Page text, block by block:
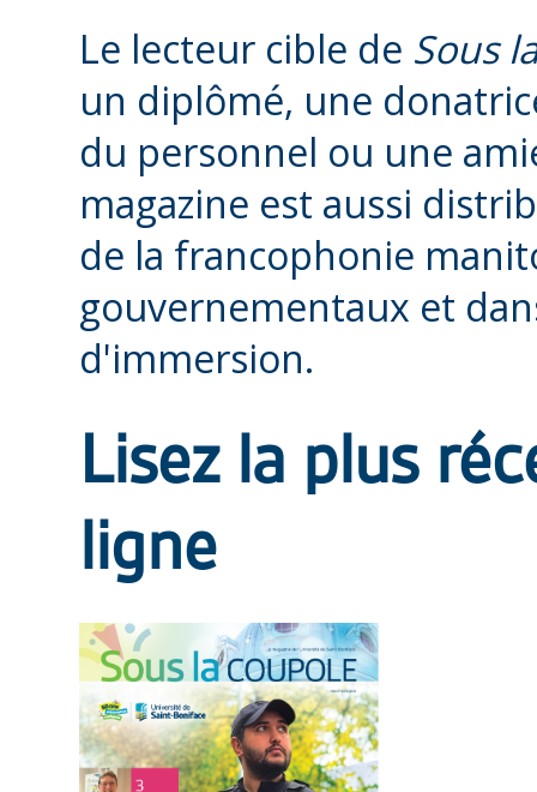
Le lecteur cible de Sous
un diplômé, une
du personnel ou une
magazine est aussi
de la francophonie
gouvernementaux et
d'immersion.
Lisez la plus
ligne